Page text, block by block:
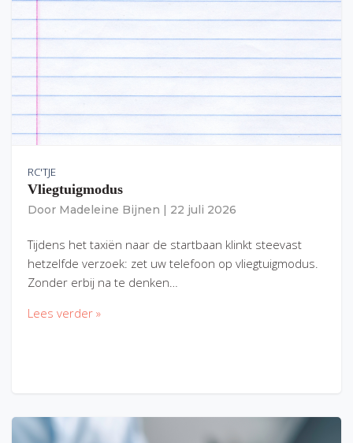
RC'TJE
Vliegtuigmodus
Door Madeleine Bijnen 22 juli 2026
Tijdens het taxiën naar de startbaan klinkt steevast
hetzelfde verzoek: zet uw telefoon op vliegtuigmodus.
Zonder erbij na te denken…
Lees verder »